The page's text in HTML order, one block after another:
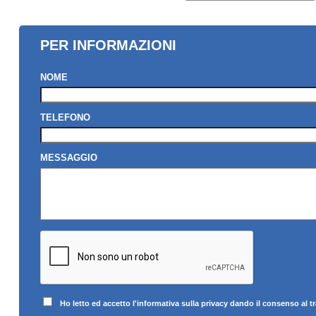
PER INFORMAZIONI
NOME
TELEFONO
MESSAGGIO
Ho letto ed accetto l'informativa sulla privacy dando il consenso al